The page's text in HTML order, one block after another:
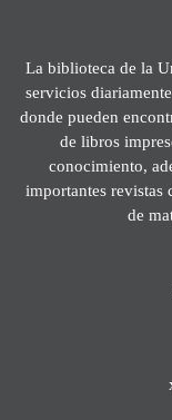
La biblioteca de la
servicios
donde pueden
de libros
conocimiento,
importantes revistas
de